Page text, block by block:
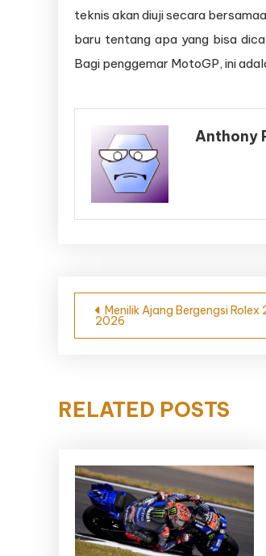
teknis akan diuji secara
baru tentang apa yang bisa
Bagi penggemar MotoGP, ini
Anthony
Navigasi
pos
Menilik Ajang Bergengsi
2026
RELATED POSTS